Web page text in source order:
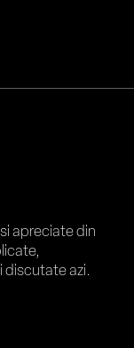
apreciate din
azi.